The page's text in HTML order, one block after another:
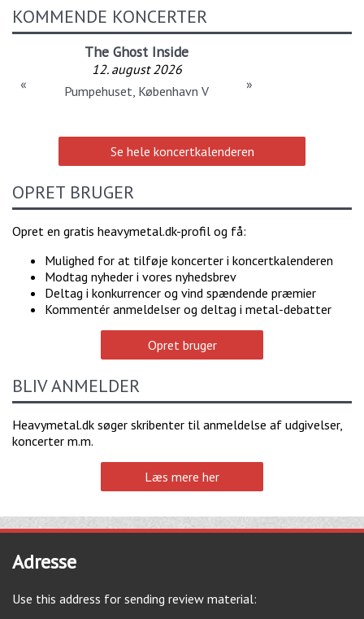
KOMMENDE KONCERTER
The Ghost Inside
12. august 2026
Pumpehuset, København V
« »
Se hele koncertkalenderen
OPRET BRUGER
Opret en gratis heavymetal.dk-profil og få:
Mulighed for at tilføje koncerter i koncertkalenderen
Modtag nyheder i vores nyhedsbrev
Deltag i konkurrencer og vind spændende præmier
Kommentér anmeldelser og deltag i metal-debatter
Opret bruger
BLIV ANMELDER
Heavymetal.dk søger skribenter til anmeldelse af udgivelser,
koncerter m.m.
Læs mere her
Adresse
Use this address for sending review material: